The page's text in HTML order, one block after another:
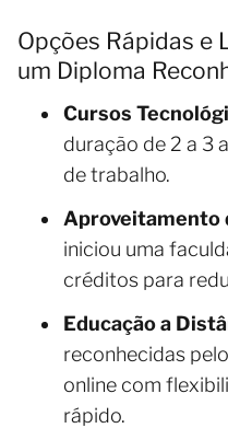
Opções Rápidas e
um Diploma
Cursos
duração de 2 a 3
de trabalho.
Aproveitamento
iniciou uma
créditos para
Educação a
reconhecidas
online com
rápido.